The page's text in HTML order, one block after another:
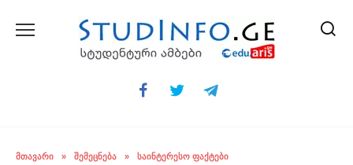
ᲛᲗᲐᲕᲐᲠᲘ » ᲨᲔᲛᲔᲪᲜᲔᲑᲐ » ᲡᲐᲘᲜᲢᲔᲠᲔᲡᲝ ᲤᲐᲥᲢᲔᲑᲘ